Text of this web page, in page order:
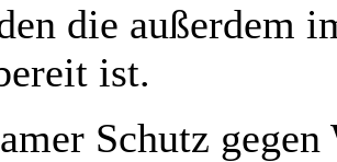
die außerdem
ist.
Schutz gegen